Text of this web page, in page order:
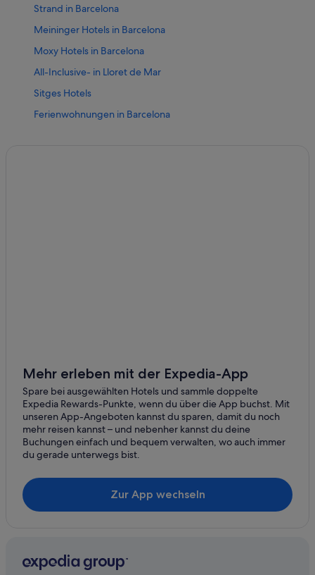
Strand in Barcelona
Meininger Hotels in Barcelona
Moxy Hotels in Barcelona
All-Inclusive- in Lloret de Mar
Sitges Hotels
Ferienwohnungen in Barcelona
Hotels mit Frühstück in Barcelona
Ferienwohnungen in Blanes
Aparthotels in Barcelona
Mehr erleben mit der Expedia-App
Spare bei ausgewählten Hotels und sammle doppelte
Expedia Rewards-Punkte, wenn du über die App buchst. Mit
unseren App-Angeboten kannst du sparen, damit du noch
mehr reisen kannst – und nebenher kannst du deine
Buchungen einfach und bequem verwalten, wo auch immer
du gerade unterwegs bist.
Zur App wechseln